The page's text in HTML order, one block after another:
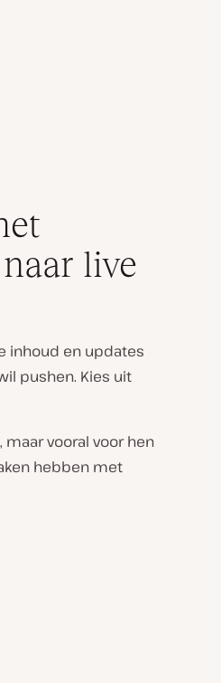
live
inhoud en updates
pushen. Kies uit
vooral voor hen
hebben met